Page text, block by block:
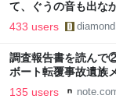
て、ぐうの音も出な
433 users
調査報告書を読ん
ボート転覆事故遺族
135 users